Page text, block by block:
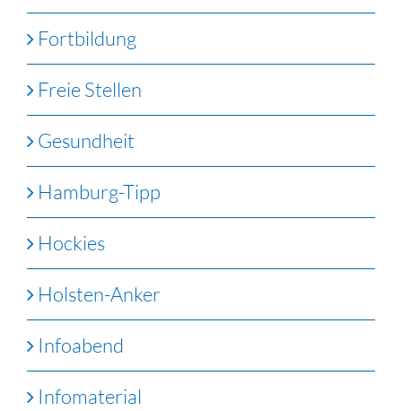
Fortbildung
Freie Stellen
Gesundheit
Hamburg-Tipp
Hockies
Holsten-Anker
Infoabend
Infomaterial